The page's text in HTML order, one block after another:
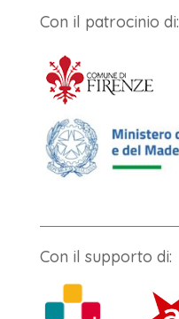
Con il patrocinio di:
Con il supporto di: